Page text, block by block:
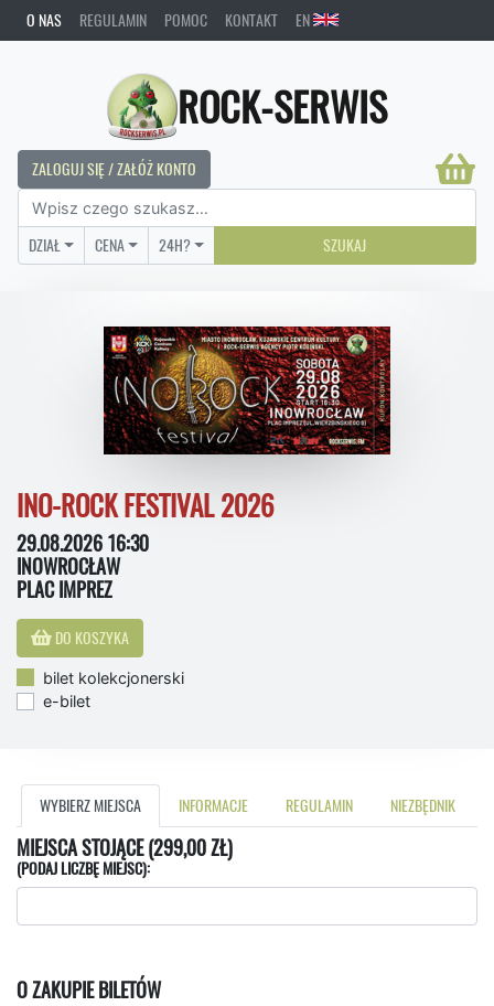
O NAS REGULAMIN POMOC KONTAKT EN
ROCK-SERWIS
ZALOGUJ SIĘ / ZAŁÓŻ KONTO
DZIAŁ CENA 24H? SZUKAJ
INO-ROCK FESTIVAL 2026
29.08.2026 16:30
INOWROCŁAW
PLAC IMPREZ
DO KOSZYKA
bilet kolekcjonerski
e-bilet
WYBIERZ MIEJSCA INFORMACJE REGULAMIN NIEZBĘDNIK
MIEJSCA STOJĄCE (299,00 ZŁ)
(PODAJ LICZBĘ MIEJSC):
O ZAKUPIE BILETÓW